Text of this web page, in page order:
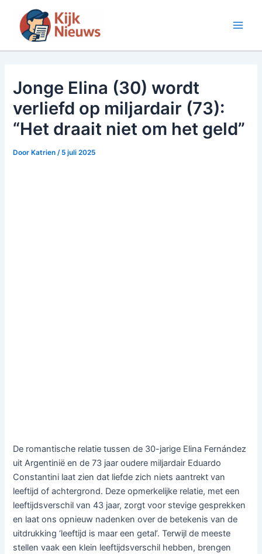
inhoud
Jonge Elina (30) wordt
verliefd op miljardair (73):
“Het draait niet om het geld”
Door Katrien/ 5 juli 2025
De romantische relatie tussen de 30-jarige Elina Fernández
uit Argentinië en de 73 jaar oudere miljardair Eduardo
Constantini laat zien dat liefde zich niets aantrekt van
leeftijd of achtergrond. Deze opmerkelijke relatie, met een
leeftijdsverschil van 43 jaar, zorgt voor stevige gesprekken
en laat ons opnieuw nadenken over de betekenis van de
uitdrukking ‘leeftijd is maar een getal’. Terwijl de meeste
stellen vaak een klein leeftijdsverschil hebben, brengen